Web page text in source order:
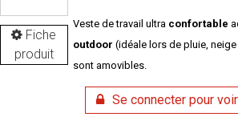
Fiche
produit
Veste de travail ultra confortable
outdoor (idéale lors de pluie,
sont amovibles.
Se connecter pour